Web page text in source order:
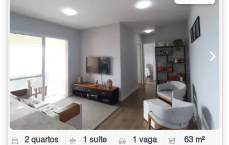
2 quartos 1 suíte 1 vaga 63 m²